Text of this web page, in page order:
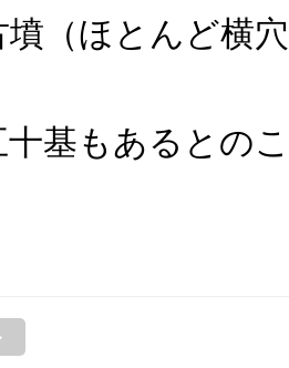
墳（ほとんど横
十基もあるとの